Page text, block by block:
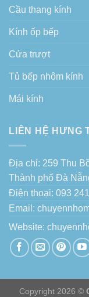
Cầu thang kính
Kính ốp bếp
Cửa trượt
Tủ bếp nhôm kính
Mái kính
LIÊN HỆ HƯNG
Địa chỉ: 259 Thu
Thành phố Đà
Điện thoại: 093
Email:
Website:
Copyright 2026 ©